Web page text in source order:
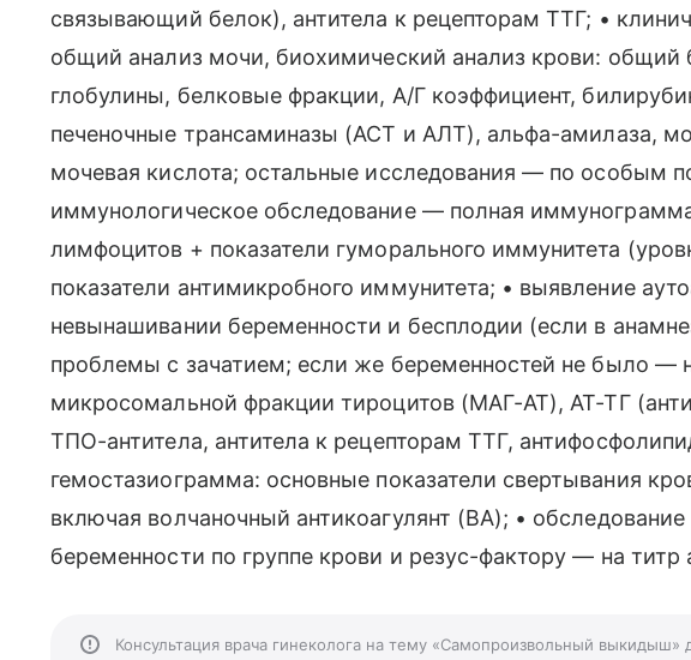
связывающий белок), антитела к рецепторам ТТГ; •
общий анализ мочи, биохимический анализ крови: общий
глобулины, белковые фракции, А/Г коэффициент,
печеночные трансаминазы (АСТ и АЛТ), альфа-амилаза,
мочевая кислота; остальные исследования — по особым
иммунологическое обследование — полная
лимфоцитов + показатели гуморального иммунитета
показатели антимикробного иммунитета; • выявление
невынашивании беременности и бесплодии (если в
проблемы с зачатием; если же беременностей не было —
микросомальной фракции тироцитов (МАГ-АТ), АТ-ТГ
ТПО-антитела, антитела к рецепторам ТТГ,
гемостазиограмма: основные показатели свертывания
включая волчаночный антикоагулянт (ВА); •
беременности по группе крови и резус-фактору — на титр
Консультация врача гинеколога на тему «Самопроизвольный выкидыш»